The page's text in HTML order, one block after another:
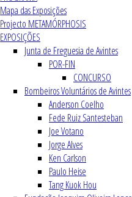
Mapa das Exposições
Projecto METAMÓRPHOSIS
EXPOSIÇÕES
Junta de Freguesia de Avintes
POR-FIN
CONCURSO
Bombeiros Voluntários de Avintes
Anderson Coelho
Fede Ruiz Santesteban
Joe Votano
Jorge Alves
Ken Carlson
Paulo Heise
Tang Kuok Hou